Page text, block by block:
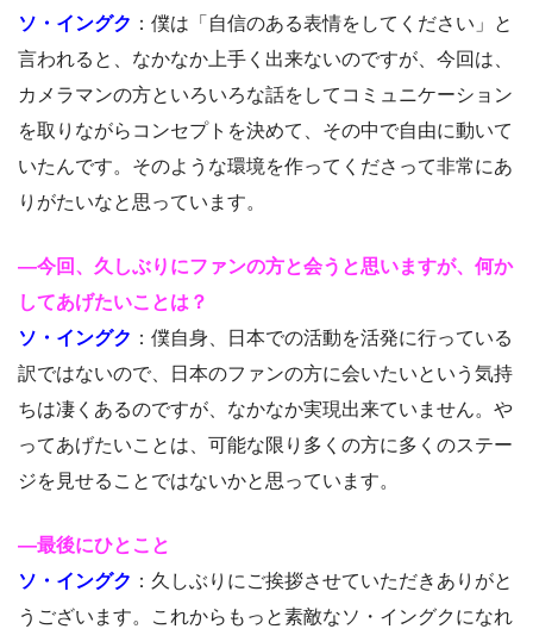
ソ・イングク ：僕は「自信のある表情をしてください」と
言われると、なかなか上手く出来ないのですが、今回は、
カメラマンの方といろいろな話をしてコミュニケーション
を取りながらコンセプトを決めて、その中で自由に動いて
いたんです。そのような環境を作ってくださって非常にあ
りがたいなと思っています。
―今回、久しぶりにファンの方と会うと思いますが、何か
してあげたいことは？
ソ・イングク ：僕自身、日本での活動を活発に行っている
訳ではないので、日本のファンの方に会いたいという気持
ちは凄くあるのですが、なかなか実現出来ていません。や
ってあげたいことは、可能な限り多くの方に多くのステー
ジを見せることではないかと思っています。
―最後にひとこと
ソ・イングク ：久しぶりにご挨拶させていただきありがと
うございます。これからもっと素敵なソ・イングクになれ